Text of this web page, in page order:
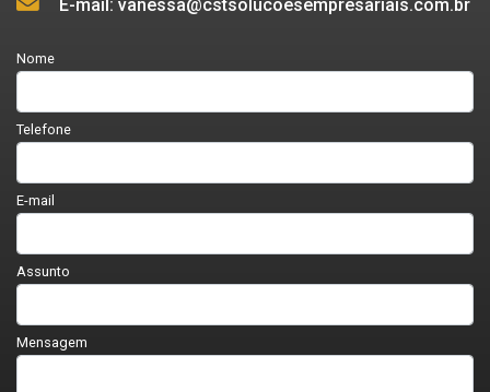
E-mail: vanessa@cstsolucoesempresariais.com.br
Nome
Telefone
E-mail
Assunto
Mensagem